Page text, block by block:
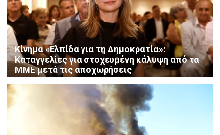
Κίνημα «Ελπίδα για τη Δημοκρατία»:
Καταγγελίες για στοχευμένη κάλυψη από τα
ΜΜΕ μετά τις αποχωρήσεις